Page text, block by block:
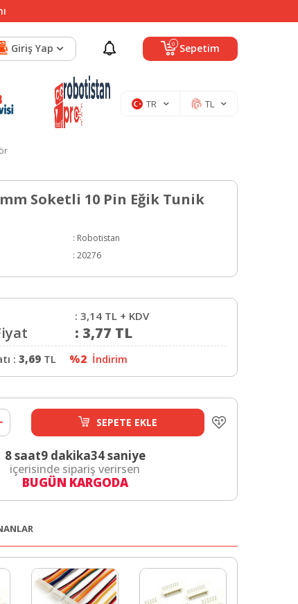
0 Sepetim
Giriş Yap
TR TL
Soketli 10 Pin Eğik Tunik
: Robotistan
: 20276
: 3,14 TL + KDV
: 3,77 TL
: 3,69 TL %2 İndirim
SEPETE EKLE
8 saat9 dakika33 saniye
içerisinde sipariş verirsen
BUGÜN KARGODA